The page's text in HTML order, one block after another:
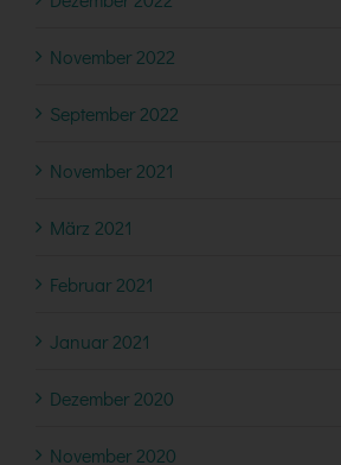
November 2022
September 2022
November 2021
März 2021
Februar 2021
Januar 2021
Dezember 2020
November 2020